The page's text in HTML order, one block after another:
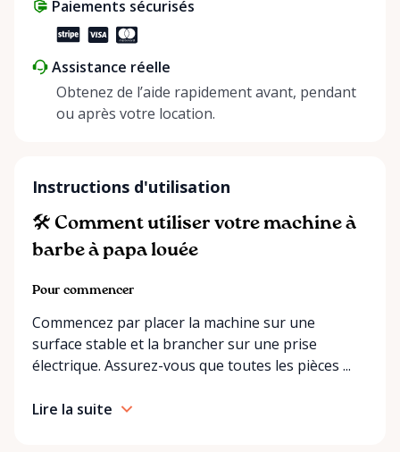
Paiements sécurisés
Assistance réelle
Obtenez de l’aide rapidement avant, pendant
ou après votre location.
Instructions d'utilisation
🛠️ Comment utiliser votre machine à
barbe à papa louée
Pour commencer
Commencez par placer la machine sur une
surface stable et la brancher sur une prise
électrique. Assurez-vous que toutes les pièces ...
Lire la suite